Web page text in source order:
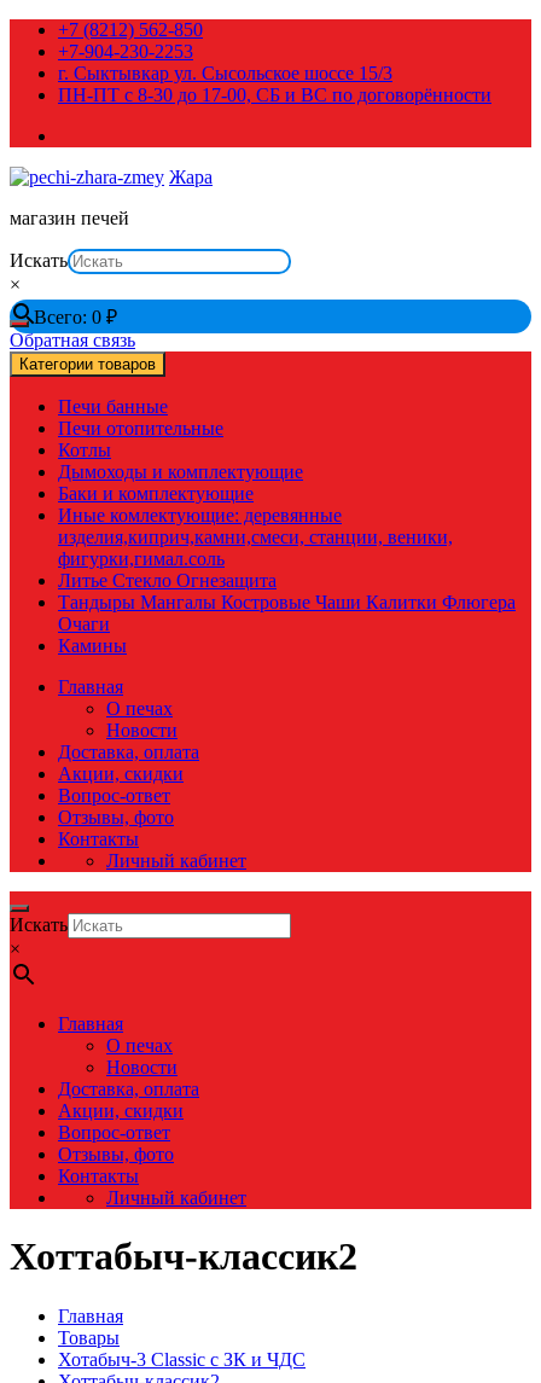
Перейти
содержимому
+7 (8212) 562-850
+7-904-230-2253
г. Сыктывкар ул. Сысольское шоссе 15/3
ПН-ПТ с 8-30 до 17-00, СБ и ВС по договорённости
Жара
магазин печей
Искать
×
Всего: 0 ₽
Обратная связь
Категории товаров
Печи банные
Печи отопительные
Котлы
Дымоходы и комплектующие
Баки и комплектующие
Иные комлектующие: деревянные
изделия,киприч,камни,смеси, станции, веники,
фигурки,гимал.соль
Литье Стекло Огнезащита
Тандыры Мангалы Костровые Чаши Калитки Флюгера
Очаги
Камины
Главная
О печах
Новости
Доставка, оплата
Акции, скидки
Вопрос-ответ
Отзывы, фото
Контакты
Личный кабинет
Искать
×
Главная
О печах
Новости
Доставка, оплата
Акции, скидки
Вопрос-ответ
Отзывы, фото
Контакты
Личный кабинет
Хоттабыч-классик2
Главная
Товары
Хотабыч-3 Classic с ЗК и ЧДС